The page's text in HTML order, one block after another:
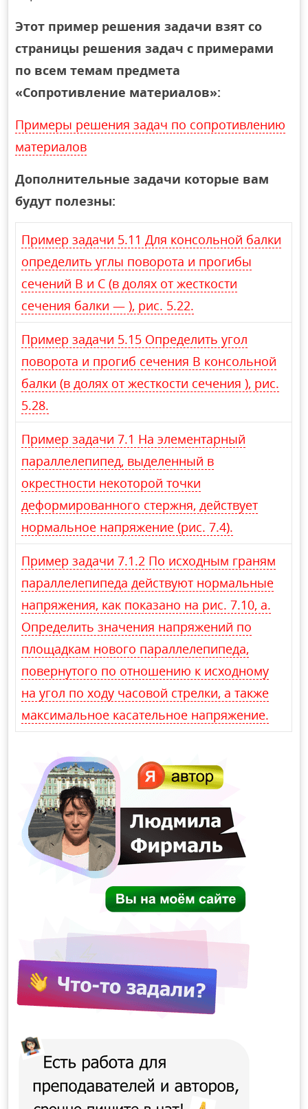
Этот пример решения задачи взят со
страницы решения задач с примерами
по всем темам предмета
«Сопротивление материалов»:
Примеры решения задач по сопротивлению
материалов
Дополнительные задачи которые вам
будут полезны:
Пример задачи 5.11 Для консольной балки
определить углы поворота и прогибы
сечений В и С (в долях от жесткости
сечения балки — ), рис. 5.22.
Пример задачи 5.15 Определить угол
поворота и прогиб сечения В консольной
балки (в долях от жесткости сечения ), рис.
5.28.
Пример задачи 7.1 На элементарный
параллелепипед, выделенный в
окрестности некоторой точки
деформированного стержня, действует
нормальное напряжение (рис. 7.4).
Пример задачи 7.1.2 По исходным граням
параллелепипеда действуют нормальные
напряжения, как показано на рис. 7.10, а.
Определить значения напряжений по
площадкам нового параллелепипеда,
повернутого по отношению к исходному
на угол по ходу часовой стрелки, а также
максимальное касательное напряжение.